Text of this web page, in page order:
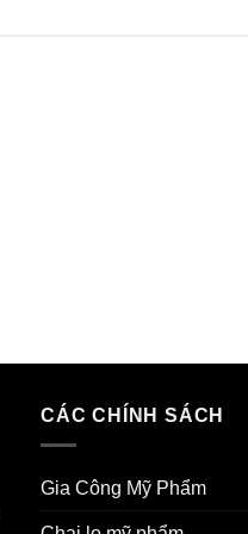
CÁC CHÍNH SÁCH
Gia Công Mỹ Phẩm